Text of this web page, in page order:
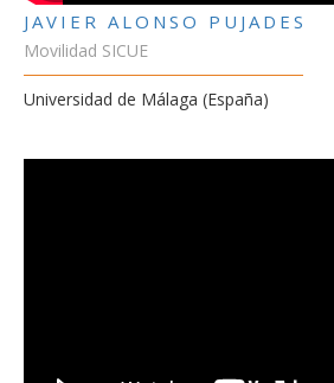
JAVIER ALONSO PUJADES
Movilidad SICUE
Universidad de Málaga (España)